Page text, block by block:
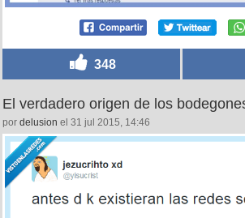
348
El verdadero origen de los
por delusion el 31 jul 2015, 14:46